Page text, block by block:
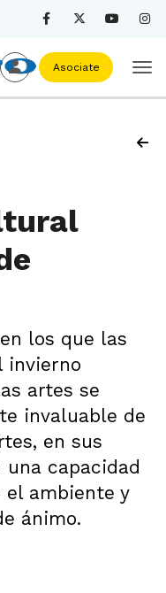
Asociate
los que las
invierno
artes se
invaluable de
en sus
capacidad
ambiente y
ánimo.